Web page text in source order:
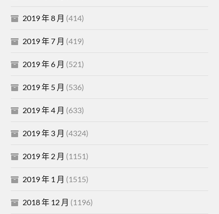
2019 年 8 月 (414)
2019 年 7 月 (419)
2019 年 6 月 (521)
2019 年 5 月 (536)
2019 年 4 月 (633)
2019 年 3 月 (4324)
2019 年 2 月 (1151)
2019 年 1 月 (1515)
2018 年 12 月 (1196)